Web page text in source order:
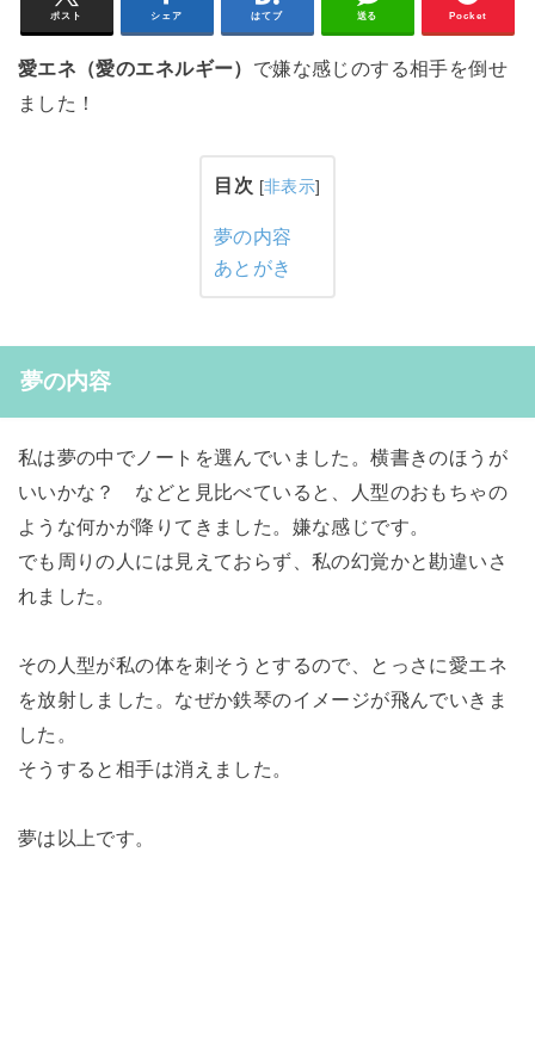
ポスト シェア はてブ 送る Pocket
愛エネ（愛のエネルギー） で嫌な感じのする相手を倒せ
ました！
目次 [非表示]
夢の内容
あとがき
夢の内容
私は夢の中でノートを選んでいました。横書きのほうが
いいかな？ などと見比べていると、人型のおもちゃの
ような何かが降りてきました。嫌な感じです。
でも周りの人には見えておらず、私の幻覚かと勘違いさ
れました。
その人型が私の体を刺そうとするので、とっさに愛エネ
を放射しました。なぜか鉄琴のイメージが飛んでいきま
した。
そうすると相手は消えました。
夢は以上です。